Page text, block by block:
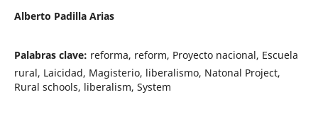
Alberto Padilla Arias
Palabras clave: reforma, reform, Proyecto nacional, Escuela
rural, Laicidad, Magisterio, liberalismo, Natonal Project,
Rural schools, liberalism, System